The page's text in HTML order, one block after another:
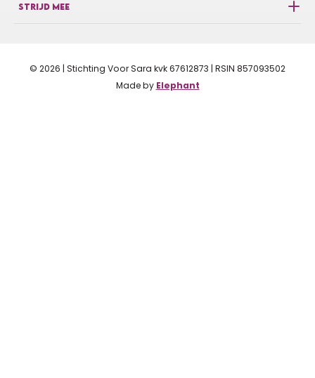
STRIJD MEE
© 2026 | Stichting Voor Sara kvk 67612873 | RSIN 857093502
Made by Elephant